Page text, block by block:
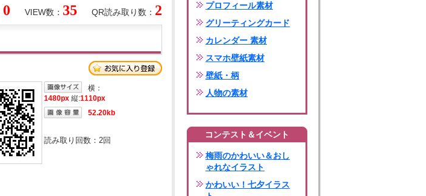
QR読み取り数： 2
VIEW数： 35
0
横：
1480px 縦:1110px
52.20kb
読み取り回数： 2回
プロフィール素材
グリーティングカード
カレンダー 素材
スマホ壁紙素材
壁紙・柄
人物の素材
コンテスト＆イベント
梅雨のかわいい＆おし
ゃれなイラスト
かわいい！七夕イラス